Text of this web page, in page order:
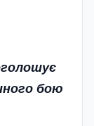
бою